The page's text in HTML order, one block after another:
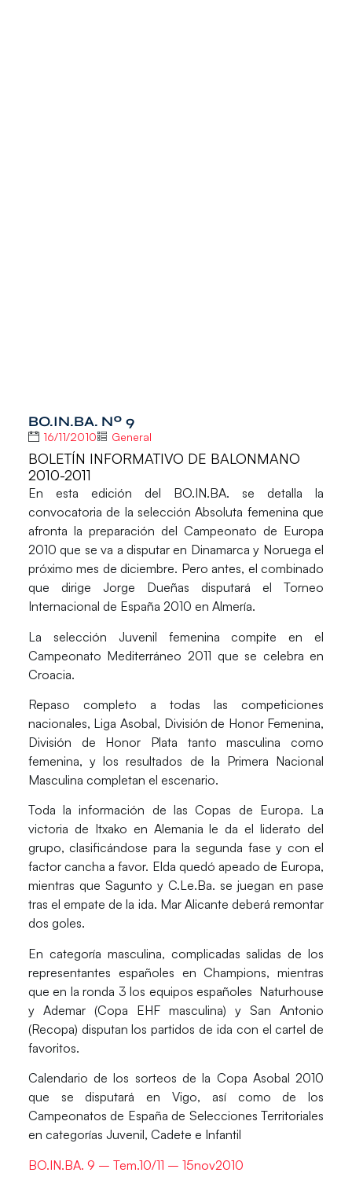
BO.IN.BA. Nº 9
16/11/2010 General
BOLETÍN INFORMATIVO DE BALONMANO
2010-2011
En esta edición del BO.IN.BA. se detalla la
convocatoria de la selección Absoluta femenina que
afronta la preparación del Campeonato de Europa
2010 que se va a disputar en Dinamarca y Noruega el
próximo mes de diciembre. Pero antes, el combinado
que dirige Jorge Dueñas disputará el Torneo
Internacional de España 2010 en Almería.
La selección Juvenil femenina compite en el
Campeonato Mediterráneo 2011 que se celebra en
Croacia.
Repaso completo a todas las competiciones
nacionales, Liga Asobal, División de Honor Femenina,
División de Honor Plata tanto masculina como
femenina, y los resultados de la Primera Nacional
Masculina completan el escenario.
Toda la información de las Copas de Europa. La
victoria de Itxako en Alemania le da el liderato del
grupo, clasificándose para la segunda fase y con el
factor cancha a favor. Elda quedó apeado de Europa,
mientras que Sagunto y C.Le.Ba. se juegan en pase
tras el empate de la ida. Mar Alicante deberá remontar
dos goles.
En categoría masculina, complicadas salidas de los
representantes españoles en Champions, mientras
que en la ronda 3 los equipos españoles Naturhouse
y Ademar (Copa EHF masculina) y San Antonio
(Recopa) disputan los partidos de ida con el cartel de
favoritos.
Calendario de los sorteos de la Copa Asobal 2010
que se disputará en Vigo, así como de los
Campeonatos de España de Selecciones Territoriales
en categorías Juvenil, Cadete e Infantil
BO.IN.BA. 9 – Tem.10/11 – 15nov2010